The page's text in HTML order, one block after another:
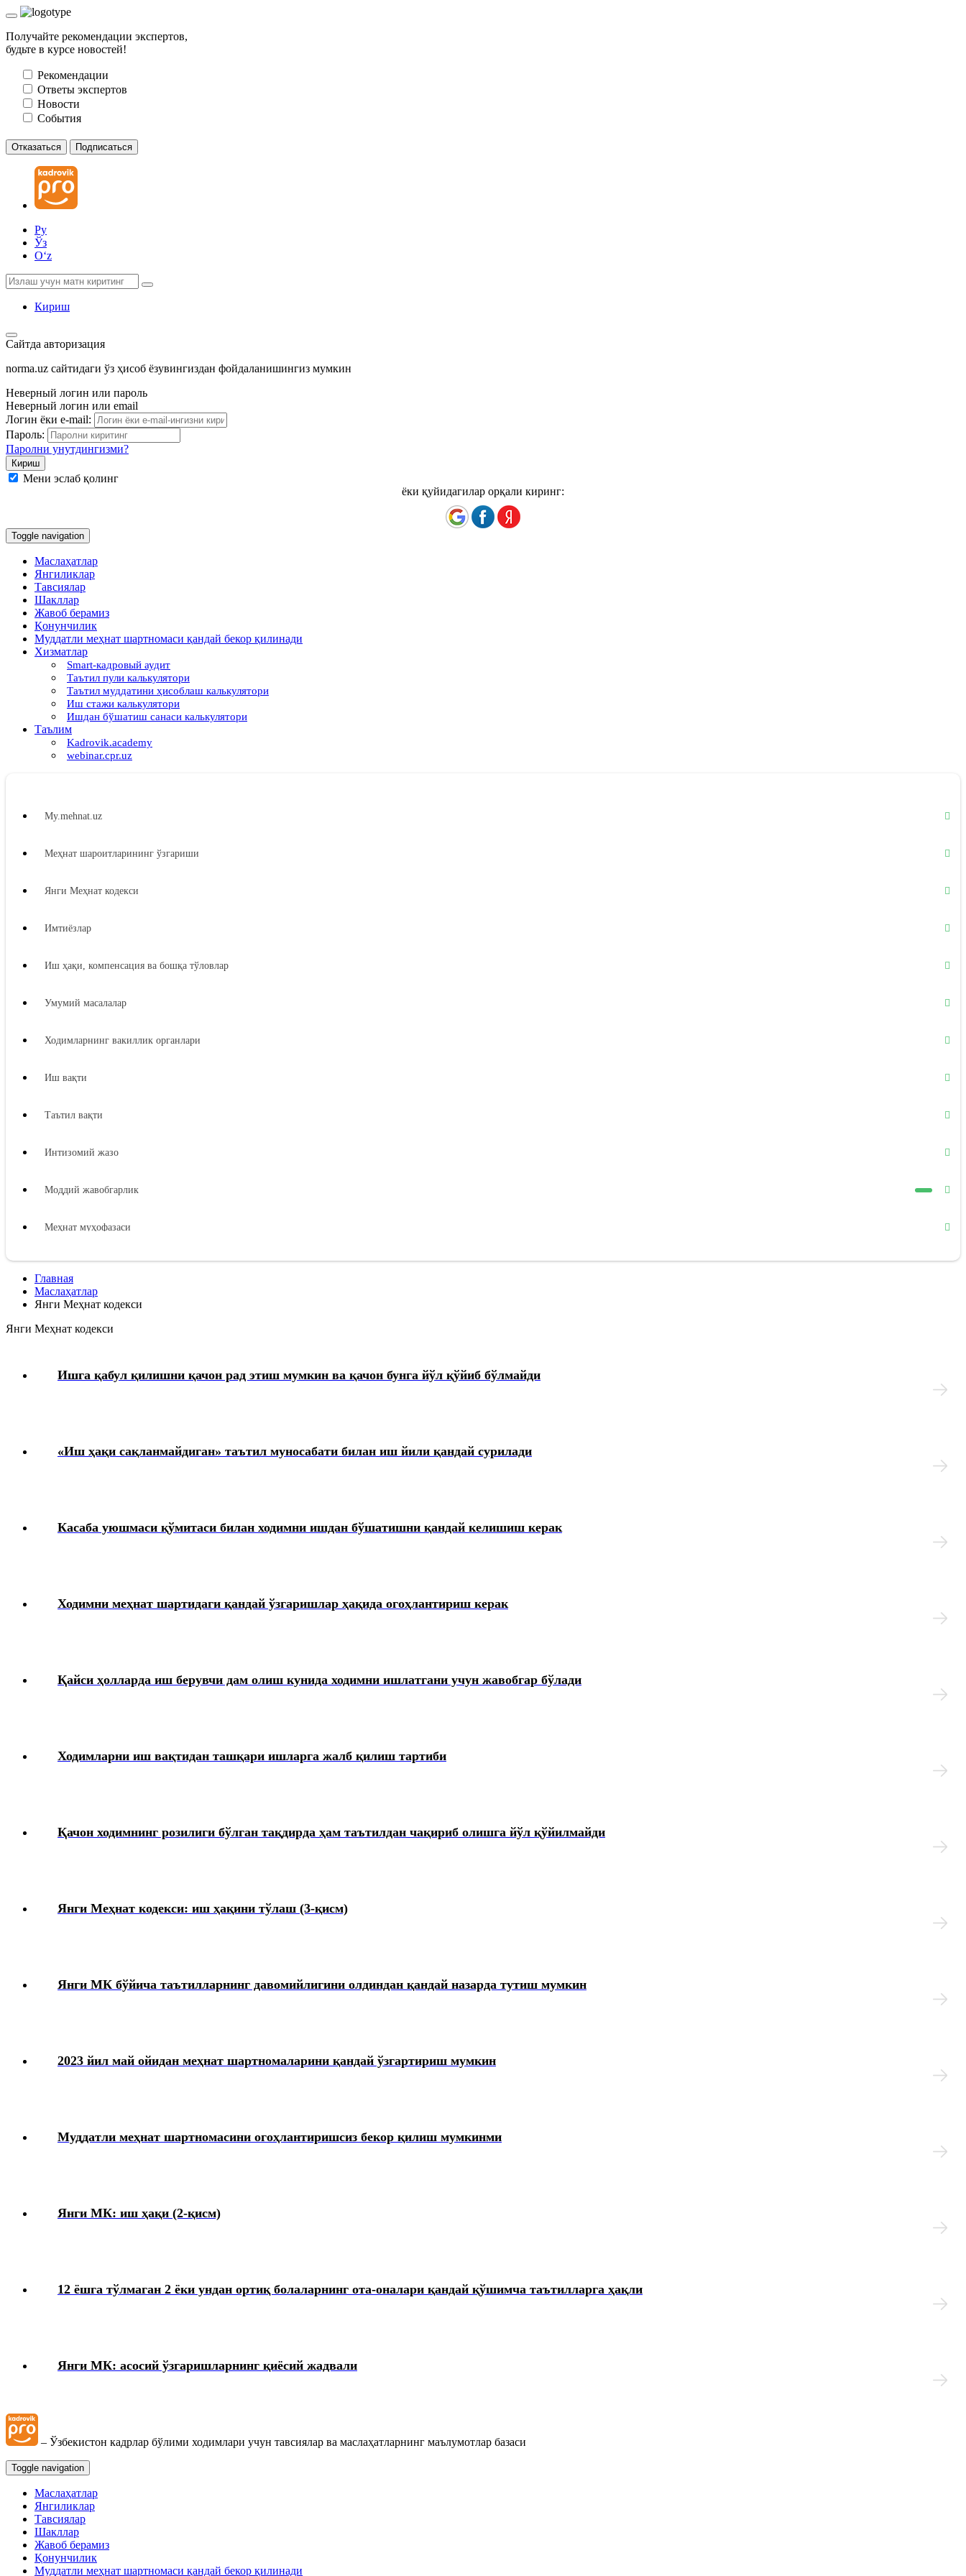
Получайте рекомендации экспертов,
будьте в курсе новостей!
Рекомендации
Ответы экспертов
Новости
События
Отказаться Подписаться
Ру
Ўз
Oʻz
Кириш
Сайтда авторизация
norma.uz сайтидаги ўз ҳисоб ёзувингиздан фойдаланишингиз мумкин
Неверный логин или пароль
Неверный логин или email
Логин ёки e-mail:
Пароль:
Паролни унутдингизми?
Мени эслаб қолинг
ёки қуйидагилар орқали киринг:
Toggle navigation
Маслаҳатлар
Янгиликлар
Тавсиялар
Шакллар
Жавоб берамиз
Қонунчилик
Муддатли меҳнат шартномаси қандай бекор қилинади
Хизматлар
Smart-кадровый аудит
Таътил пули калькулятори
Таътил муддатини ҳисоблаш калькулятори
Иш стажи калькулятори
Ишдан бўшатиш санаси калькулятори
Таълим
Kadrovik.academy
webinar.cpr.uz
My.mehnat.uz
Меҳнат шароитларининг ўзгариши
Янги Меҳнат кодекси
Имтиёзлар
Иш ҳақи, компенсация ва бошқа тўловлар
Умумий масалалар
Ходимларнинг вакиллик органлари
Иш вақти
Таътил вақти
Интизомий жазо
Моддий жавобгарлик
Меҳнат муҳофазаси
Ижтимоий таъминот
Меҳнатга ҳақ тўлаш
Ишга қабул қилиш
Ходимларнинг ижтимоий таъминоти
Жамоа шартномаси
Иш ҳақидан ушлаб қолиш ва ажратмалар
Карантин
Меҳнат низолари
ЯММТ
Главная
Маслаҳатлар
Янги Меҳнат кодекси
Янги Меҳнат кодекси
Ишга қабул қилишни қачон рад этиш мумкин ва қачон бунга йўл қўйиб бўлмайди
«Иш ҳақи сақланмайдиган» таътил муносабати билан иш йили қандай сурилади
Касаба уюшмаси қўмитаси билан ходимни ишдан бўшатишни қандай келишиш керак
Ходимни меҳнат шартидаги қандай ўзгаришлар ҳақида огоҳлантириш керак
Қайси ҳолларда иш берувчи дам олиш кунида ходимни ишлатгани учун жавобгар бўлади
Ходимларни иш вақтидан ташқари ишларга жалб қилиш тартиби
Қачон ходимнинг розилиги бўлган тақдирда ҳам таътилдан чақириб олишга йўл қўйилмайди
Янги Меҳнат кодекси: иш ҳақини тўлаш (3-қисм)
Янги МК бўйича таътилларнинг давомийлигини олдиндан қандай назарда тутиш мумкин
2023 йил май ойидан меҳнат шартномаларини қандай ўзгартириш мумкин
Муддатли меҳнат шартномасини огоҳлантиришсиз бекор қилиш мумкинми
Янги МК: иш ҳақи (2-қисм)
12 ёшга тўлмаган 2 ёки ундан ортиқ болаларнинг ота-оналари қандай қўшимча таътилларга ҳақли
Янги МК: асосий ўзгаришларнинг қиёсий жадвали
– Ўзбекистон кадрлар бўлими ходимлари учун тавсиялар ва маслаҳатларнинг маълумотлар базаси
Toggle navigation
Маслаҳатлар
Янгиликлар
Тавсиялар
Шакллар
Жавоб берамиз
Қонунчилик
Муддатли меҳнат шартномаси қандай бекор қилинади